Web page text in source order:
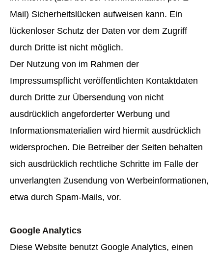
Mail) Sicherheitslücken aufweisen kann. Ein
lückenloser Schutz der Daten vor dem Zugriff
durch Dritte ist nicht möglich.
Der Nutzung von im Rahmen der
Impressumspflicht veröffentlichten Kontaktdaten
durch Dritte zur Übersendung von nicht
ausdrücklich angeforderter Werbung und
Informationsmaterialien wird hiermit ausdrücklich
widersprochen. Die Betreiber der Seiten behalten
sich ausdrücklich rechtliche Schritte im Falle der
unverlangten Zusendung von Werbeinformationen,
etwa durch Spam-Mails, vor.
Google Analytics
Diese Website benutzt Google Analytics, einen